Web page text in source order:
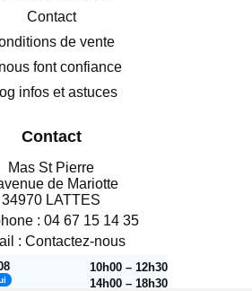
Contact
de vente
nous font confiance
infos et astuces
Contact
Mas St Pierre
de Mariotte
34970 LATTES
: 04 67 15 14 35
: Contactez-nous
10h00 – 12h30
14h00 – 18h30